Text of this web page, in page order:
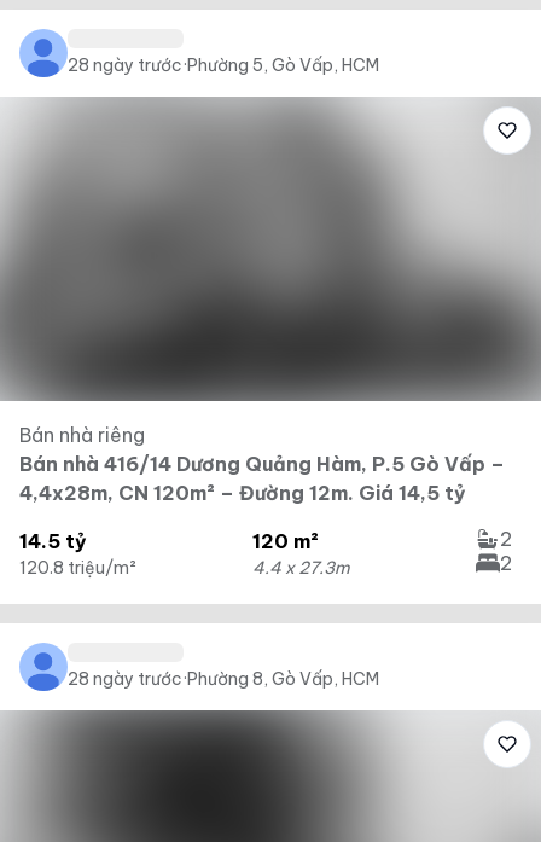
28 ngày trước·Phường 5, Gò Vấp, HCM
Bán nhà riêng
Bán nhà 416/14 Dương Quảng Hàm, P.5 Gò Vấp –
4,4x28m, CN 120m² – Đường 12m. Giá 14,5 tỷ
14.5 tỷ
120.8 triệu/m²
120 m²
4.4 x 27.3m
2
2
28 ngày trước·Phường 8, Gò Vấp, HCM